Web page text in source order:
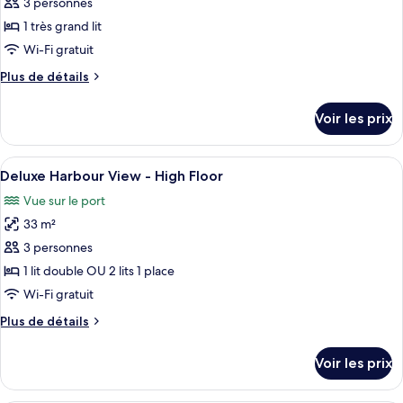
type
de
chambre :
One
Suite
with
Bathtub
1 très grand lit
Wi-Fi gratuit
Plus de détails
Plus
le
type
de
One
Bedroom
Suite
with
Bathtub
Voir les prix
Afficher
toutes
les
photos
pour
ce
type
chambre :
View
Une chambre d’hôtel moderne
9
Deluxe Harbour View - High Floor
Vue sur le port
33 m²
3 personnes
1 lit double OU 2 lits 1 place
Wi-Fi gratuit
Plus de détails
Plus
le
Voir les prix